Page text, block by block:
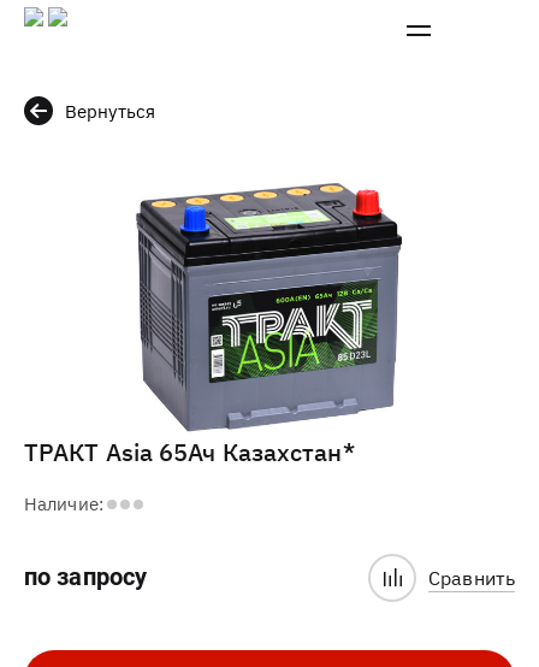
Вернуться
ТРАКТ Asia 65Ач Казахстан*
Наличие:
по запросу Сравнить